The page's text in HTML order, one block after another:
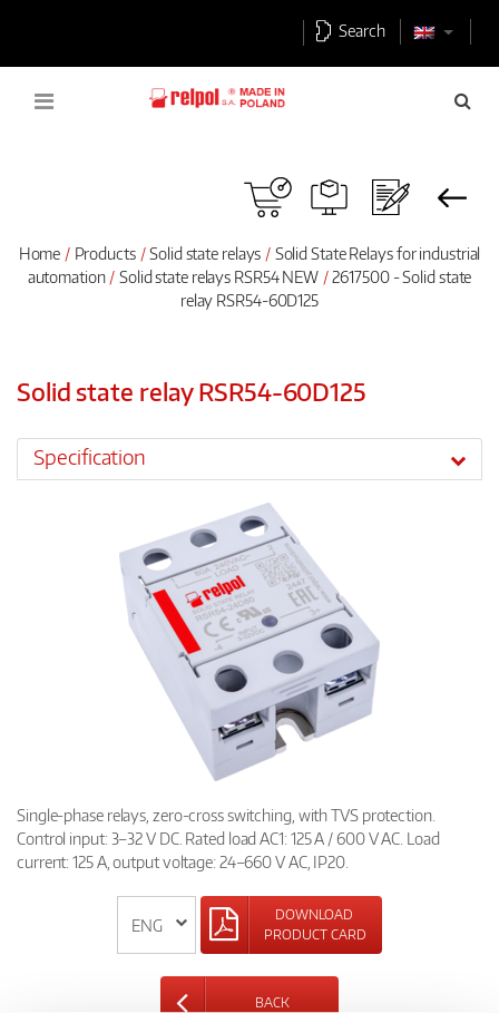
Search
Home Products Solid state relays
Solid State Relays for industrial
automation
Solid state relays RSR54 NEW
2617500 - Solid state
relay RSR54-60D125
Solid state relay RSR54-60D125
Specification
Single-phase relays, zero-cross switching, with TVS protection.
Control input: 3–32 V DC. Rated load AC1: 125 A / 600 V AC. Load
current: 125 A, output voltage: 24–660 V AC, IP20.
DOWNLOAD
PRODUCT CARD
BACK